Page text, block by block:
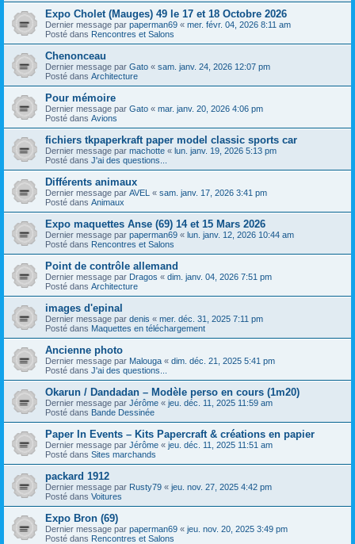
Expo Cholet (Mauges) 49 le 17 et 18 Octobre 2026
Dernier message par paperman69 « mer. févr. 04, 2026 8:11 am
Posté dans Rencontres et Salons
Chenonceau
Dernier message par Gato « sam. janv. 24, 2026 12:07 pm
Posté dans Architecture
Pour mémoire
Dernier message par Gato « mar. janv. 20, 2026 4:06 pm
Posté dans Avions
fichiers tkpaperkraft paper model classic sports car
Dernier message par machotte « lun. janv. 19, 2026 5:13 pm
Posté dans J'ai des questions...
Différents animaux
Dernier message par AVEL « sam. janv. 17, 2026 3:41 pm
Posté dans Animaux
Expo maquettes Anse (69) 14 et 15 Mars 2026
Dernier message par paperman69 « lun. janv. 12, 2026 10:44 am
Posté dans Rencontres et Salons
Point de contrôle allemand
Dernier message par Dragos « dim. janv. 04, 2026 7:51 pm
Posté dans Architecture
images d'epinal
Dernier message par denis « mer. déc. 31, 2025 7:11 pm
Posté dans Maquettes en téléchargement
Ancienne photo
Dernier message par Malouga « dim. déc. 21, 2025 5:41 pm
Posté dans J'ai des questions...
Okarun / Dandadan – Modèle perso en cours (1m20)
Dernier message par Jérôme « jeu. déc. 11, 2025 11:59 am
Posté dans Bande Dessinée
Paper In Events – Kits Papercraft & créations en papier
Dernier message par Jérôme « jeu. déc. 11, 2025 11:51 am
Posté dans Sites marchands
packard 1912
Dernier message par Rusty79 « jeu. nov. 27, 2025 4:42 pm
Posté dans Voitures
Expo Bron (69)
Dernier message par paperman69 « jeu. nov. 20, 2025 3:49 pm
Posté dans Rencontres et Salons